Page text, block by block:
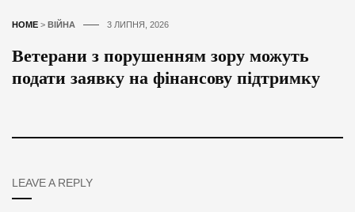
HOME > ВІЙНА 3 ЛИПНЯ, 2026
Ветерани з порушенням зору можуть
подати заявку на фінансову підтримку
LEAVE A REPLY